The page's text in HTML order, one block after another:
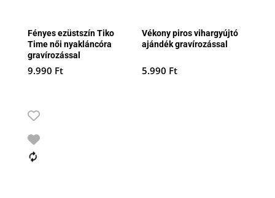
Fényes ezüstszín Tiko
Time női nyakláncóra
gravírozással
9.990 Ft
Vékony piros vihargyújtó
ajándék gravírozással
5.990 Ft